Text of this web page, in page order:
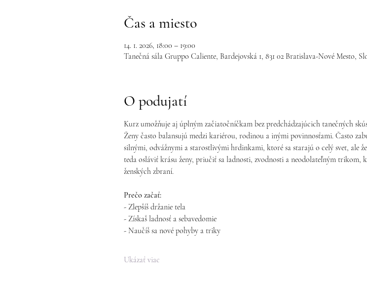
Čas a miesto
14. 1. 2026, 18:00 – 19:00
Tanečná sála Gruppo Caliente, Bardejovská 1, 831 02 Bratislava-Nové Mesto,
O podujatí
Kurz umožňuje aj úplným začiatočníčkam bez predchádzajúcich tanečných
Ženy často balansujú medzi kariérou, rodinou a inými povinnosťami. Často
silnými, odvážnymi a starostlivými hrdinkami, ktoré sa starajú o celý svet, ale
teda osláviť krásu ženy, priučiť sa ladnosti, zvodnosti a neodolateľným trikom,
ženských zbraní.
Prečo začať:
- Zlepšíš držanie tela
- Získaš ladnosť a sebavedomie
- Naučíš sa nové pohyby a triky
Ukázať viac